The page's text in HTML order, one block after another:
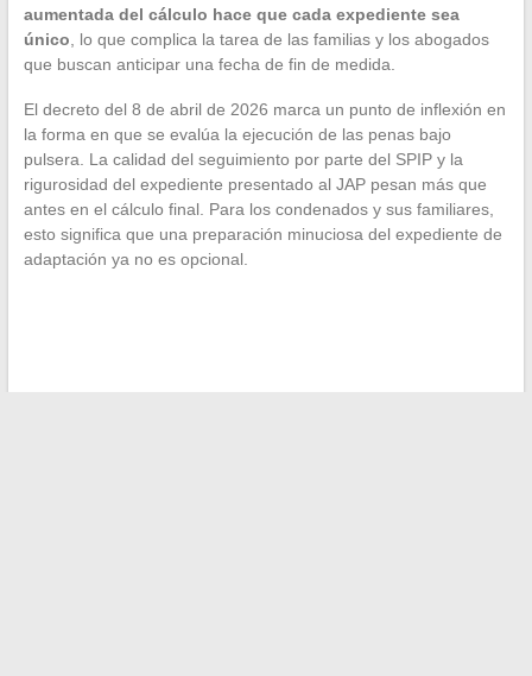
aumentada del cálculo hace que cada expediente sea
único , lo que complica la tarea de las familias y los abogados
que buscan anticipar una fecha de fin de medida.
El decreto del 8 de abril de 2026 marca un punto de inflexión en
la forma en que se evalúa la ejecución de las penas bajo
pulsera. La calidad del seguimiento por parte del SPIP y la
rigurosidad del expediente presentado al JAP pesan más que
antes en el cálculo final. Para los condenados y sus familiares,
esto significa que una preparación minuciosa del expediente de
adaptación ya no es opcional.